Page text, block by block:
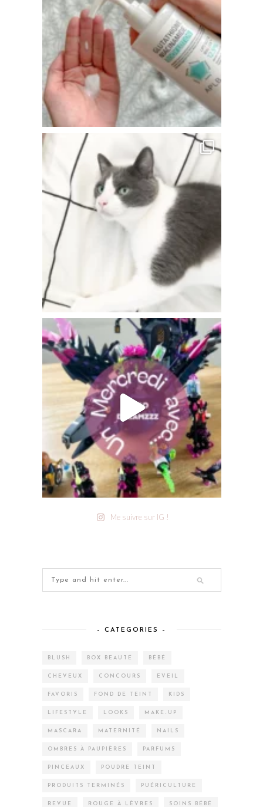
Me suivre sur IG !
– CATEGORIES –
BLUSH BOX BEAUTÉ BÉBÉ
CHEVEUX CONCOURS EVEIL
FAVORIS FOND DE TEINT KIDS
LIFESTYLE LOOKS MAKE-UP
MASCARA MATERNITÉ NAILS
OMBRES À PAUPIÈRES PARFUMS
PINCEAUX POUDRE TEINT
PRODUITS TERMINÉS PUÉRICULTURE
REVUE ROUGE À LÈVRES SOINS BÉBÉ